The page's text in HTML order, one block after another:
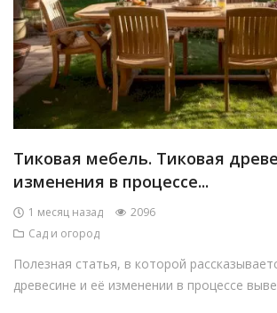
Тиковая мебель. Тиковая
изменения в процессе...
1 месяц назад
2096
Сад и огород
Полезная статья, в которой
древесине и её изменении в процессе